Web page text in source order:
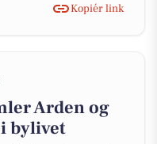
Kopiér link
Arden og
bylivet